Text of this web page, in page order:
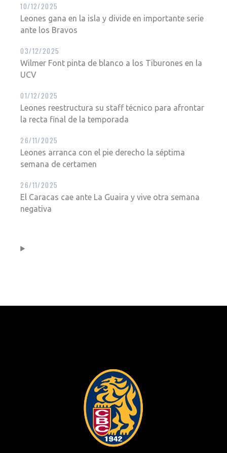
Leones gana en la isla y divide en importante serie
ante los Bravos
10/12/2025
Wilmer Font pinta de blanco a los Tiburones en la
UCV
03/12/2025
Leones reestructura su staff técnico para afrontar
la recta final de la temporada
01/12/2025
Leones arranca con el pie derecho la séptima
semana de certamen
26/11/2025
El Caracas cae ante La Guaira y vive otra semana
negativa
26/11/2025